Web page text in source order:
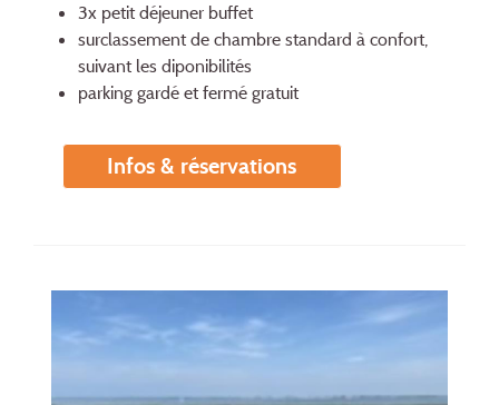
3x petit déjeuner buffet
surclassement de chambre standard à confort,
suivant les diponibilités
parking gardé et fermé gratuit
Infos & réservations